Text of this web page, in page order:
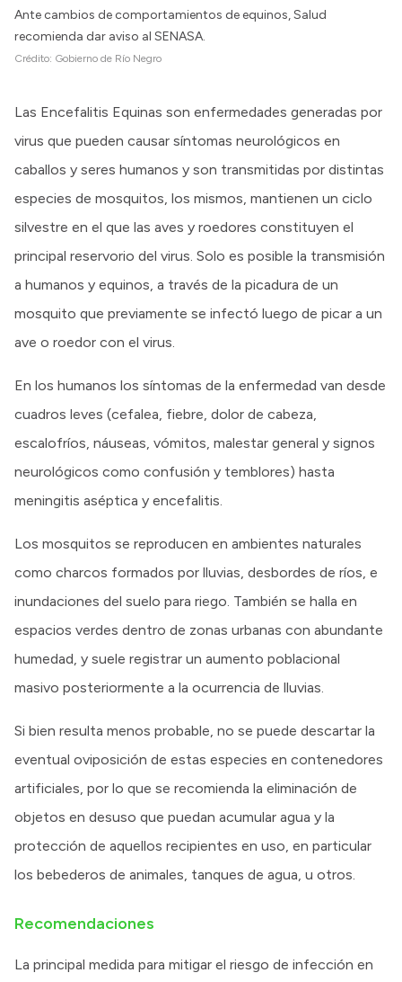
Ante cambios de comportamientos de equinos, Salud
recomienda dar aviso al SENASA.
Crédito: Gobierno de Río Negro
Las Encefalitis Equinas son enfermedades generadas por
virus que pueden causar síntomas neurológicos en
caballos y seres humanos y son transmitidas por distintas
especies de mosquitos, los mismos, mantienen un ciclo
silvestre en el que las aves y roedores constituyen el
principal reservorio del virus. Solo es posible la transmisión
a humanos y equinos, a través de la picadura de un
mosquito que previamente se infectó luego de picar a un
ave o roedor con el virus.
En los humanos los síntomas de la enfermedad van desde
cuadros leves (cefalea, fiebre, dolor de cabeza,
escalofríos, náuseas, vómitos, malestar general y signos
neurológicos como confusión y temblores) hasta
meningitis aséptica y encefalitis.
Los mosquitos se reproducen en ambientes naturales
como charcos formados por lluvias, desbordes de ríos, e
inundaciones del suelo para riego. También se halla en
espacios verdes dentro de zonas urbanas con abundante
humedad, y suele registrar un aumento poblacional
masivo posteriormente a la ocurrencia de lluvias.
Si bien resulta menos probable, no se puede descartar la
eventual oviposición de estas especies en contenedores
artificiales, por lo que se recomienda la eliminación de
objetos en desuso que puedan acumular agua y la
protección de aquellos recipientes en uso, en particular
los bebederos de animales, tanques de agua, u otros.
Recomendaciones
La principal medida para mitigar el riesgo de infección en